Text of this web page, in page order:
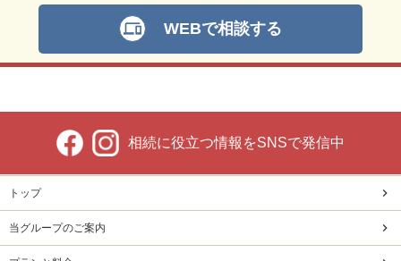
devices WEBで相談する
相続に役立つ情報をSNSで発信中
トップ
当グループのご案内